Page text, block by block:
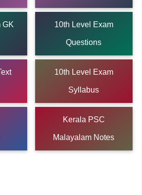
GK 10th Level Exam
Questions
10th Level Exam
Syllabus
Kerala PSC
Malayalam Notes